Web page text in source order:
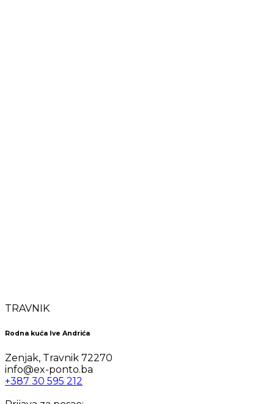
TRAVNIK
Rodna kuća Ive Andrića
Zenjak, Travnik 72270
info@ex-ponto.ba
+387 30 595 212